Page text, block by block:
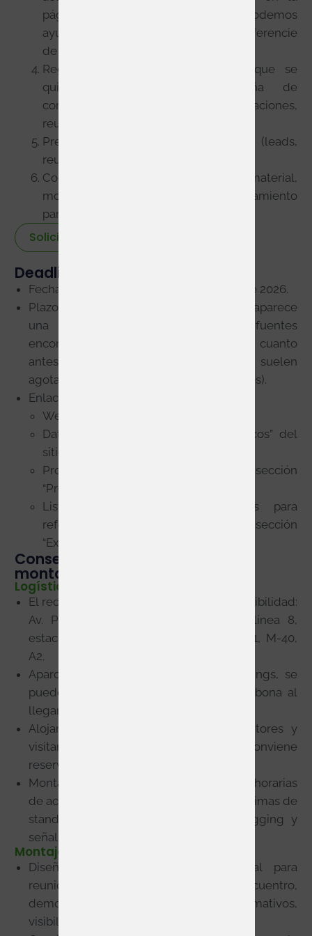
página oficial. Desde Servis te podemos
ayudar a conseguir un stand que te diferencie
de tu competencia.
Registrar a los visitantes/clientes que se
quiera invitar; preparar campaña de
comunicación pre-evento (invitaciones,
reunión B2B, etc.).
Preparar seguimiento post-evento (leads,
reuniones, análisis de ROI).
Coordinación logística: envío de material,
montaje/desmontaje, transporte, alojamiento
para personal, etc.
Solicitar stand
Deadlines y enlaces útiles
Fecha oficial del evento: 22-23 septiembre 2026.
Plazo para reservar stands: aunque no aparece
una fecha límite explícita en las fuentes
encontradas, es aconsejable reservar cuanto
antes, ya que los espacios más visibles suelen
agotarse con antelación (8-10 meses antes).
Enlaces útiles:
Web oficial:
Datos técnicos: sección “Datos técnicos” del
sitio oficial.
Programa, talleres y conferencias: sección
“Programa” del sitio oficial.
Listado de expositores anteriores para
referencia de categorías y nivel: sección
“Expositores” oficial.
Consejos prácticos (logística,
montaje, sostenibilidad…)
Logística
El recinto IFEMA cuenta con buena accesibilidad:
Av. Partenón 5, 28042 Madrid. Metro línea 8,
estación Feria de Madrid. Vehículo: M-11, M-40,
A2.
Aparcamiento: IFEMA gestiona los parkings, se
puede beneficiar de tarifa única si se abona al
llegar.
Alojamiento: dado que muchos expositores y
visitantes vendrán de fuera de Madrid, conviene
reservar hotel con antelación.
Montaje / desmontaje: Verificar franjas horarias
de acceso a carga/descarga, alturas máximas de
stands, condiciones de electricidad, rigging y
señalización.
Montaje
Diseñar un stand que sea funcional para
reuniones B2B: zona de encuentro,
demostraciones, materiales informativos,
visibilidad de marca.